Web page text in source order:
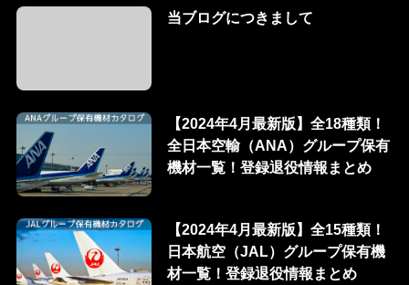
当ブログにつきまして
【2024年4月最新版】全18種類！
全日本空輸（ANA）グループ保有
機材一覧！登録退役情報まとめ
【2024年4月最新版】全15種類！
日本航空（JAL）グループ保有機
材一覧！登録退役情報まとめ